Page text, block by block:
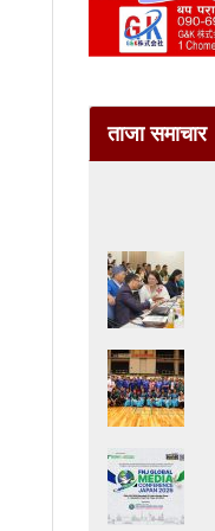
ताजा समाचार